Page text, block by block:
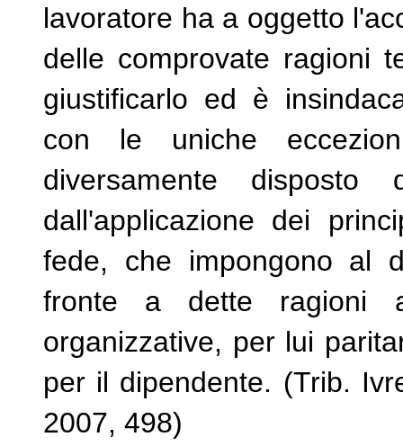
lavoratore ha a oggetto
delle comprovate ragioni
giustificarlo ed è
con le uniche
diversamente disposto
dall'applicazione dei
fede, che impongono al
fronte a dette ragioni
organizzative, per lui
per il dipendente. (Trib.
2007, 498)